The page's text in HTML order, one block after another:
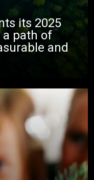
its 2025
a path of
and